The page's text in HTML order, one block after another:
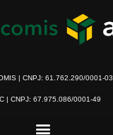
| CNPJ: 61.762.290/0001-03
| CNPJ: 67.975.086/0001-49